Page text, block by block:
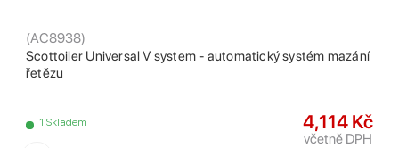
Scottoiler Universal V system - automatický systém mazání
řetězu
(AC8938)
1 Skladem 4,114 Kč
včetně DPH